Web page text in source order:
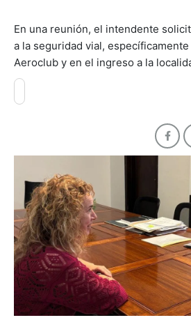
En una reunión, el intendente
a la seguridad vial,
Aeroclub y en el ingreso a la